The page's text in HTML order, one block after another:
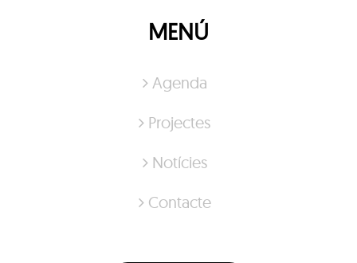
MENÚ
Agenda
Projectes
Notícies
Contacte